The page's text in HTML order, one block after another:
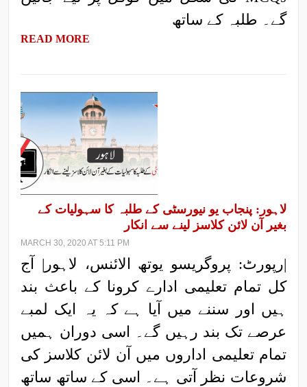
گے۔ طلبہ کے ساتھ
READ MORE
لاہور: پنجاب یو نیورسٹی کے طلبہ کا سہولیات کے
بغیر آن لائن کلاسز لینے سے انکار
MARCH 30, 2020 AT 5:11 PM
|رپورٹ: پروگریسو یوتھ الائنس، لاہور| آج
کل تمام تعلیمی ادارے کرونا کے باعث بند
ہیں اور سننے میں آیا ہے کہ یہ ایک لمبے
عرصے تک بند رہیں گے۔ اسی دوران ہمیں
تمام تعلیمی اداروں میں آن لائن کلاسز کی
شروعات نظر آتی ہے۔ اسی کے ساتھ ساتھ